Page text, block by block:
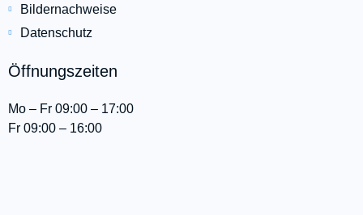
Bildernachweise
Datenschutz
Öffnungszeiten
Mo – Fr 09:00 – 17:00
Fr 09:00 – 16:00